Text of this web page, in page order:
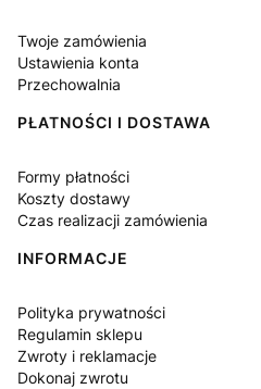
Twoje zamówienia
Ustawienia konta
Przechowalnia
PŁATNOŚCI I DOSTAWA
Formy płatności
Koszty dostawy
Czas realizacji zamówienia
INFORMACJE
Polityka prywatności
Regulamin sklepu
Zwroty i reklamacje
Dokonaj zwrotu